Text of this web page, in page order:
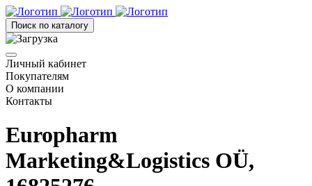
Поиск по каталогу
Личный кабинет
Покупателям
О компании
Контакты
Europharm
Marketing&Logistics OÜ,